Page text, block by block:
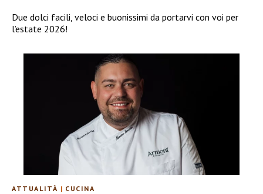
Due dolci facili, veloci e buonissimi da portarvi con voi per
l’estate 2026!
ATTUALITÀ | CUCINA